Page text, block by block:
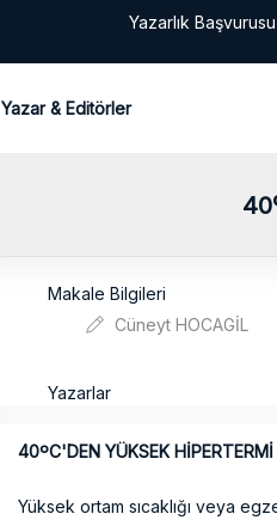
Yazarlık
Yazar & Editörler
Makale Bilgileri
Cüneyt HOCAGİL
Yazarlar
40ºC'DEN YÜKSEK HİPERTERMİ
Yüksek ortam sıcaklığı veya